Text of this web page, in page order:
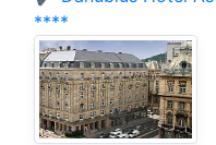
****